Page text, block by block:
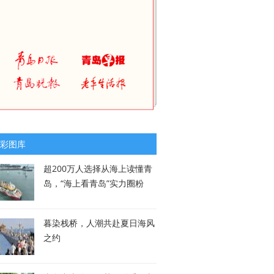
图库
超200万人选择从海上读懂青
岛，“海上看青岛”实力圈粉
暮染栈桥，人潮共赴夏日海风
之约